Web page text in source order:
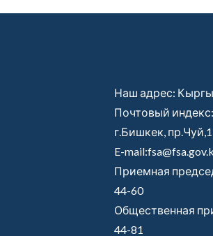
Наш адрес:
Почтовый индекс:
г.Бишкек,
E-
Приемная
44-60
Общественная
44-81